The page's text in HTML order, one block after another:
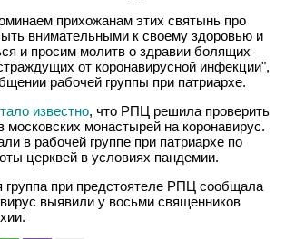
прихожанам этих святынь про
внимательными к своему здоровью и
и просим молитв о здравии болящих
от коронавирусной инфекции",
рабочей группы при патриархе.
известно, что РПЦ решила проверить
московских монастырей на коронавирус.
в рабочей группе при патриархе по
церквей в условиях пандемии.
группа при предстоятеле РПЦ сообщала
выявили у восьми священников